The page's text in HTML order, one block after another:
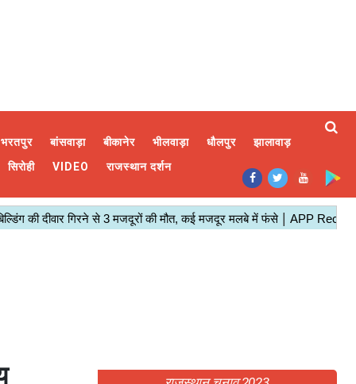
भरतपुर बांसवाड़ा बीकानेर भीलवाड़ा धौलपुर
झालावाड़
सिरोही VIDEO राजस्थान दर्शन